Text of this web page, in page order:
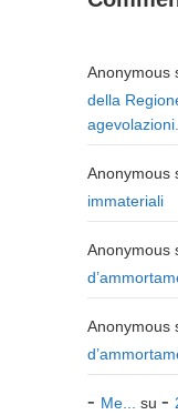
Anonymous
della
agevolazioni.
Anonymous
immateriali
Anonymous
Anonymous
Me... su